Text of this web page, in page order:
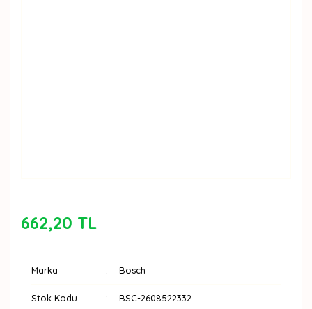
662,20 TL
Marka Bosch
Stok Kodu BSC-2608522332